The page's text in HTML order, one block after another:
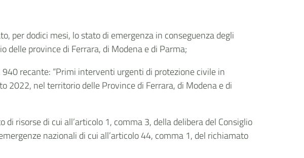
per dodici mesi, lo stato di emergenza in conseguenza degli
province di Ferrara, di Modena e di Parma;
recante: “Primi interventi urgenti di protezione civile in
2022, nel territorio delle Province di Ferrara, di Modena e di
risorse di cui all’articolo 1, comma 3, della delibera del Consiglio
nazionali di cui all’articolo 44, comma 1, del richiamato